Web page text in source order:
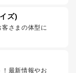
ズ)
さまの体型に
最新情報やお